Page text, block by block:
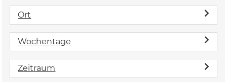
Ort
Wochentage
Zeitraum